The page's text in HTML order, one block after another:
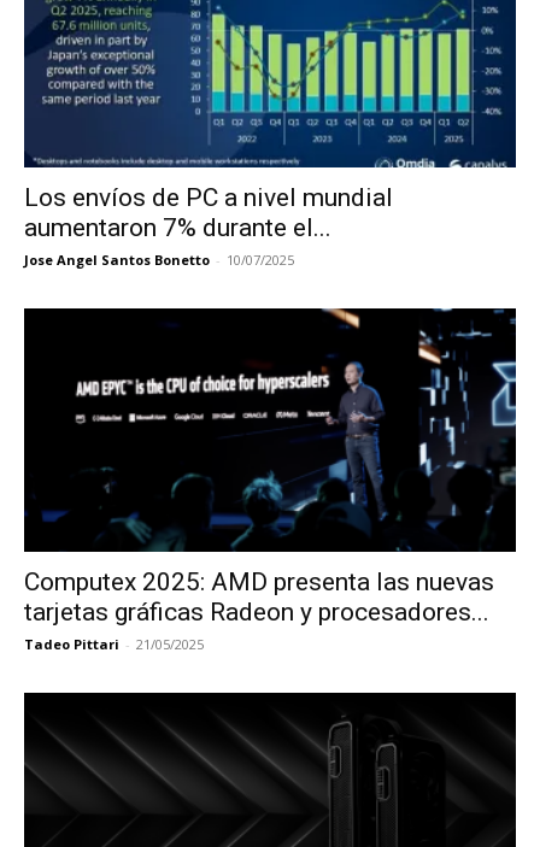
Los envíos de PC a nivel mundial
aumentaron 7% durante el...
Jose Angel Santos Bonetto - 10/07/2025
Computex 2025: AMD presenta las nuevas
tarjetas gráficas Radeon y procesadores...
Tadeo Pittari - 21/05/2025